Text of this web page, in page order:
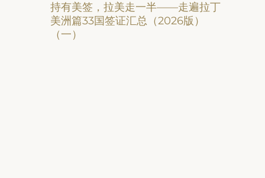
持有美签，拉美走一半——走遍拉丁
美洲篇33国签证汇总（2026版）
（一）